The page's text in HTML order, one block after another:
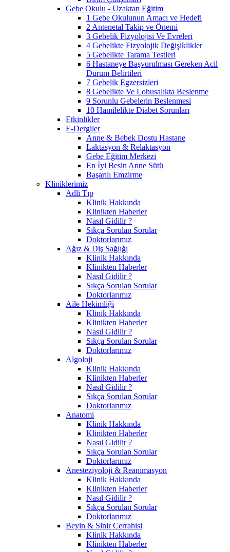
Gebe Okulu - Uzaktan Eğitim
1 Gebe Okulunun Amacı ve Hedefi
2 Antenetal Takip ve Önemi
3 Gebelik Fizyolojisi Ve Evreleri
4 Gebelikte Fizyolojik Değişiklikler
5 Gebelikte Tarama Testleri
6 Hastaneye Başvurulması Gereken Acil
Durum Belirtileri
7 Gebelik Egzersizleri
8 Gebelikte Ve Lohusalıkta Beslenme
9 Sorunlu Gebelerin Beslenmesi
10 Hamilelikte Diabet Sorunları
Etkinlikler
E-Dergiler
Anne & Bebek Dostu Hastane
Laktasyon & Relaktasyon
Gebe Eğitim Merkezi
En İyi Besin Anne Sütü
Başarılı Emzirme
Kliniklerimiz
Adli Tıp
Klinik Hakkında
Klinikten Haberler
Nasıl Gidilir ?
Sıkça Sorulan Sorular
Doktorlarımız
Ağız & Diş Sağlığı
Klinik Hakkında
Klinikten Haberler
Nasıl Gidilir ?
Sıkça Sorulan Sorular
Doktorlarımız
Aile Hekimliği
Klinik Hakkında
Klinikten Haberler
Nasıl Gidilir ?
Sıkça Sorulan Sorular
Doktorlarımız
Algoloji
Klinik Hakkında
Klinikten Haberler
Nasıl Gidilir ?
Sıkça Sorulan Sorular
Doktorlarımız
Anatomi
Klinik Hakkında
Klinikten Haberler
Nasıl Gidilir ?
Sıkça Sorulan Sorular
Doktorlarımız
Anesteziyoloji & Reanimasyon
Klinik Hakkında
Klinikten Haberler
Nasıl Gidilir ?
Sıkça Sorulan Sorular
Doktorlarımız
Beyin & Sinir Cerrahisi
Klinik Hakkında
Klinikten Haberler